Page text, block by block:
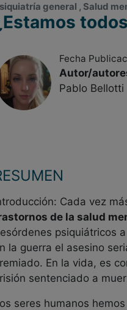
general , Salud
Fecha
Autor/
Pablo Bellotti
Cada vez
de la salud
psiquiátricos
la guerra el asesino
En la vida, es
sentenciado a
seres humanos